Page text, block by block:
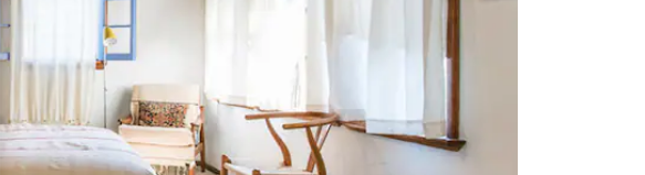
et vers le bas pour les parcourir ou en appuyant et en faisant glisser.